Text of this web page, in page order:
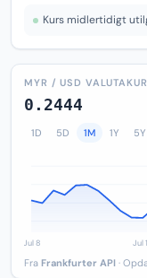
Kurs midlertidigt
MYR / USD
0.2444
1D 5D 1M 1Y 5Y
Fra Frankfurter API ·